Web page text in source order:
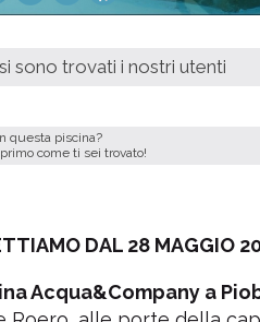
sono trovati i nostri utenti
questa piscina?
come ti sei trovato!
DAL 28 MAGGIO
Acqua&Company a